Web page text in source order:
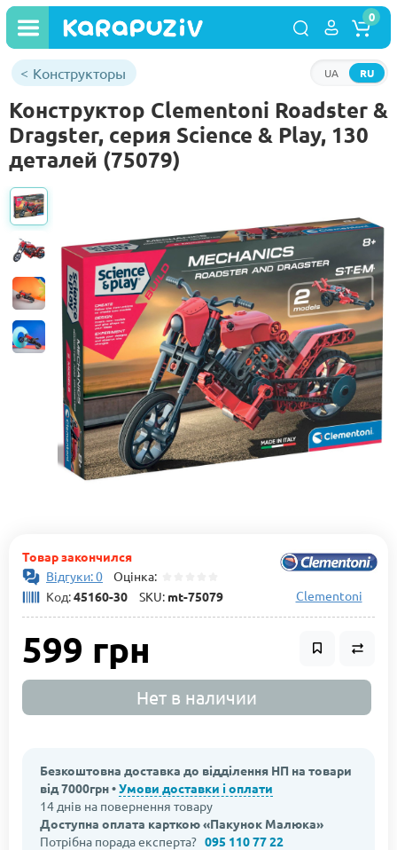
RU
UA
0
Конструкторы
Конструктор Clementoni Roadster &
Dragster, серия Science & Play, 130
деталей (75079)
Товар закончился
Відгуки: 0 Оцінка:
Код:45160-30 SKU: mt-75079 Clementoni
599 грн
Нет в наличии
Безкоштовна доставка до відділення НП на товари
від 7000грн •Умови доставки і оплати
14 днів на повернення товару
Доступна оплата карткою «Пакунок Малюка»
Потрібна порада експерта? 095 110 77 22